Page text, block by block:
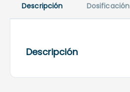
m
Descripción Dosificación
Descripción